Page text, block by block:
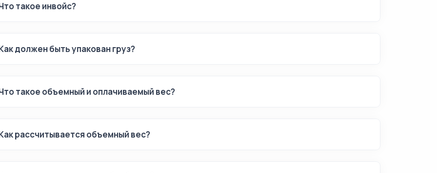
такое инвойс?
должен быть упакован груз?
такое объемный и оплачиваемый вес?
рассчитывается объемный вес?